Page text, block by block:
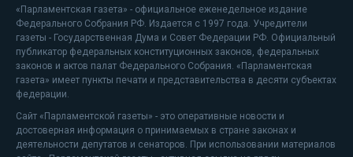
«Парламентская газета» - официальное еженедельное издание
Федерального Собрания РФ. Издается с 1997 года. Учредители
газеты - Государственная Дума и Совет Федерации РФ. Официальный
публикатор федеральных конституционных законов, федеральных
законов и актов палат Федерального Собрания. «Парламентская
газета» имеет пункты печати и представительства в десяти субъектах
федерации.
Сайт «Парламентской газеты» - это оперативные новости и
достоверная информация о принимаемых в стране законах и
деятельности депутатов и сенаторов. При использовании материалов